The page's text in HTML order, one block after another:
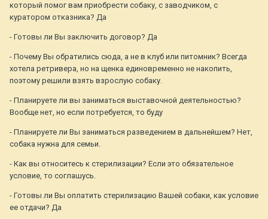
который помог вам приобрести собаку, с заводчиком, с
куратором отказника? Да
- Готовы ли Вы заключить договор? Да
- Почему Вы обратились сюда, а не в клуб или питомник? Всегда
хотела ретривера, но на щенка единовременно не накопить,
поэтому решили взять взрослую собаку.
- Планируете ли вы заниматься выставочной деятельностью?
Вообще нет, но если потребуется, то буду
- Планируете ли Вы заниматься разведением в дальнейшем? Нет,
собака нужна для семьи.
- Как вы относитесь к стерилизации? Если это обязательное
условие, то соглашусь.
- Готовы ли Вы оплатить стерилизацию Вашей собаки, как условие
ее отдачи? Да